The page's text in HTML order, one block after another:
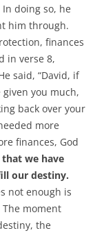
doing so, he
him through.
finances
in verse 8,
said, “David, if
you much,
back over your
more
finances, God
we have
our destiny.
not enough is
moment
the